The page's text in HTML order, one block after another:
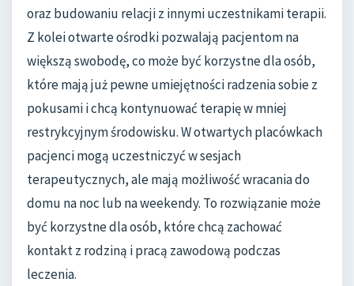
oraz budowaniu relacji z innymi uczestnikami terapii.
Z kolei otwarte ośrodki pozwalają pacjentom na
większą swobodę, co może być korzystne dla osób,
które mają już pewne umiejętności radzenia sobie z
pokusami i chcą kontynuować terapię w mniej
restrykcyjnym środowisku. W otwartych placówkach
pacjenci mogą uczestniczyć w sesjach
terapeutycznych, ale mają możliwość wracania do
domu na noc lub na weekendy. To rozwiązanie może
być korzystne dla osób, które chcą zachować
kontakt z rodziną i pracą zawodową podczas
leczenia.